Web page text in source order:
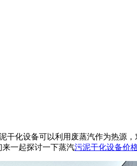
化设备可以利用废蒸汽作为热源
一起探讨一下蒸汽污泥干化设备价